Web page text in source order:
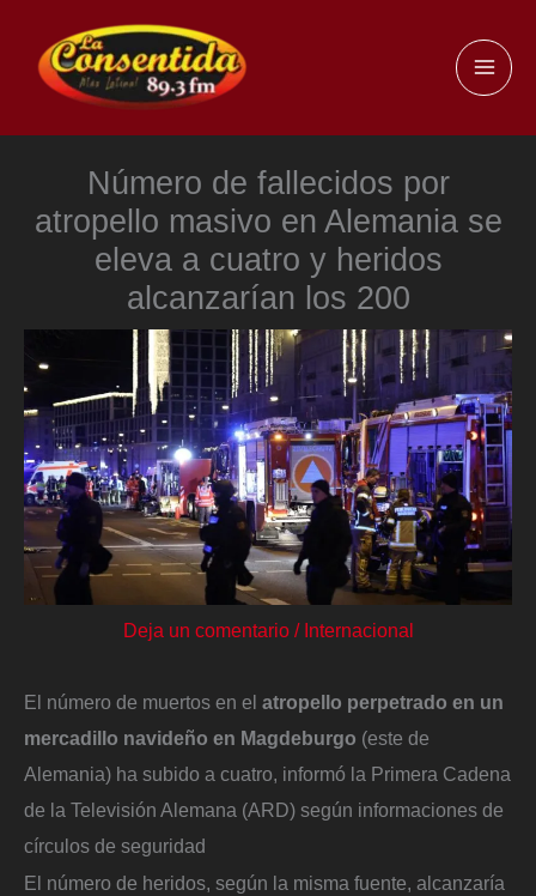
contenido
Número de fallecidos por
atropello masivo en Alemania se
eleva a cuatro y heridos
alcanzarían los 200
Deja un comentario / Internacional
El número de muertos en el atropello perpetrado en un
mercadillo navideño en Magdeburgo (este de
Alemania) ha subido a cuatro, informó la Primera Cadena
de la Televisión Alemana (ARD) según informaciones de
círculos de seguridad
El número de heridos, según la misma fuente, alcanzaría